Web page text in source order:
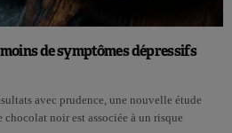
de symptômes dépressifs
avec prudence, une nouvelle étude
noir est associée à un risque